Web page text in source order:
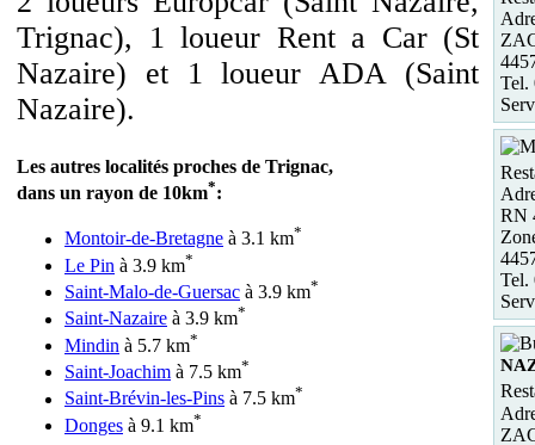
Trignac), 1 loueur Rent a Car (St
Nazaire) et 1 loueur ADA (Saint
Nazaire).
Les autres localités proches de Trignac,
dans un rayon de 10km*:
Montoir-de-Bretagne à 3.1 km*
Le Pin à 3.9 km*
Saint-Malo-de-Guersac à 3.9 km*
Saint-Nazaire à 3.9 km*
Mindin à 5.7 km*
Saint-Joachim à 7.5 km*
Saint-Brévin-les-Pins à 7.5 km*
Donges à 9.1 km*
Tel.
RN
Tel.